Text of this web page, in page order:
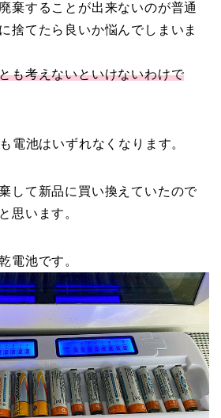
棄することが出来ないのが普通
捨てたら良いか悩んでしまいま
も考えないといけないわけで
電池はいずれなくなります。
して新品に買い換えていたので
思います。
電池です。